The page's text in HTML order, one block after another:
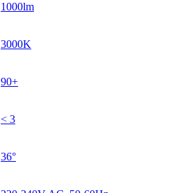
1000lm
3000K
90+
< 3
36°